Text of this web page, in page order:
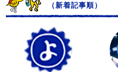
（新着記事順）